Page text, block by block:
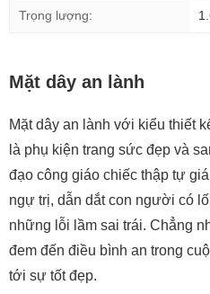
Trọng lượng:
Mặt dây an lành
Mặt dây an lành với kiểu thiết
là phụ kiện trang sức đẹp và
đạo công giáo chiếc thập tự
ngự trị, dẫn dắt con người có
những lỗi lầm sai trái. Chẳng
đem đến điều bình an trong
tới sự tốt đẹp.